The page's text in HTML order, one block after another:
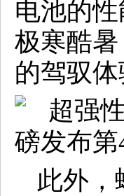
电池的
极寒酷
的驾驭体
此外，